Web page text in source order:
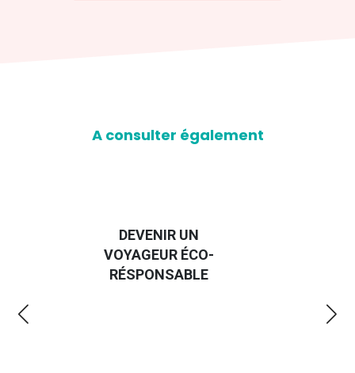
A consulter également
DEVENIR UN
VOYAGEUR ÉCO-
RÉSPONSABLE